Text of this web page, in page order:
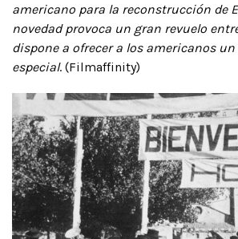
americano para la reconstrucción de
novedad provoca un gran revuelo
dispone a ofrecer a los americanos
especial. (Filmaffinity)